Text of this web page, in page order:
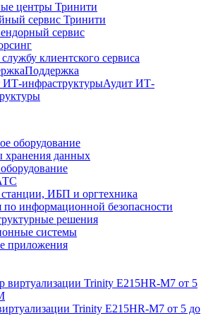
центры Тринити
сервис Тринити
сервис
клиентского сервиса
Поддержка
Аудит ИТ-
оборудование
хранения данных
станции, ИБП и оргтехника
по информационной безопасности
решения
системы
приложения
Trinity E215HR-M7 от 5 до